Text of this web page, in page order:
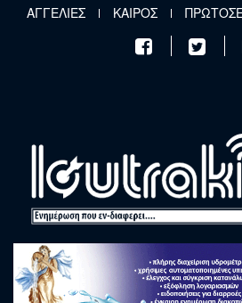
Παράκαμψη προς το κυρίως
ΑΓΓΕΛΙΕΣ ΚΑΙΡΟΣ